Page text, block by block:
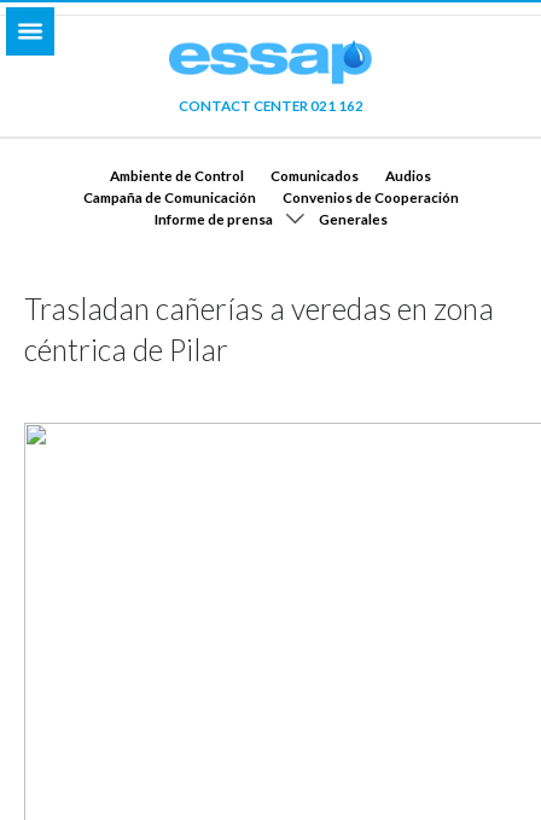
CONTACT CENTER 021 162
Ambiente de Control Comunicados
Audios
Campaña de Comunicación
Convenios de Cooperación
Informe de prensa
Generales
Trasladan cañerías a veredas en zona
céntrica de Pilar